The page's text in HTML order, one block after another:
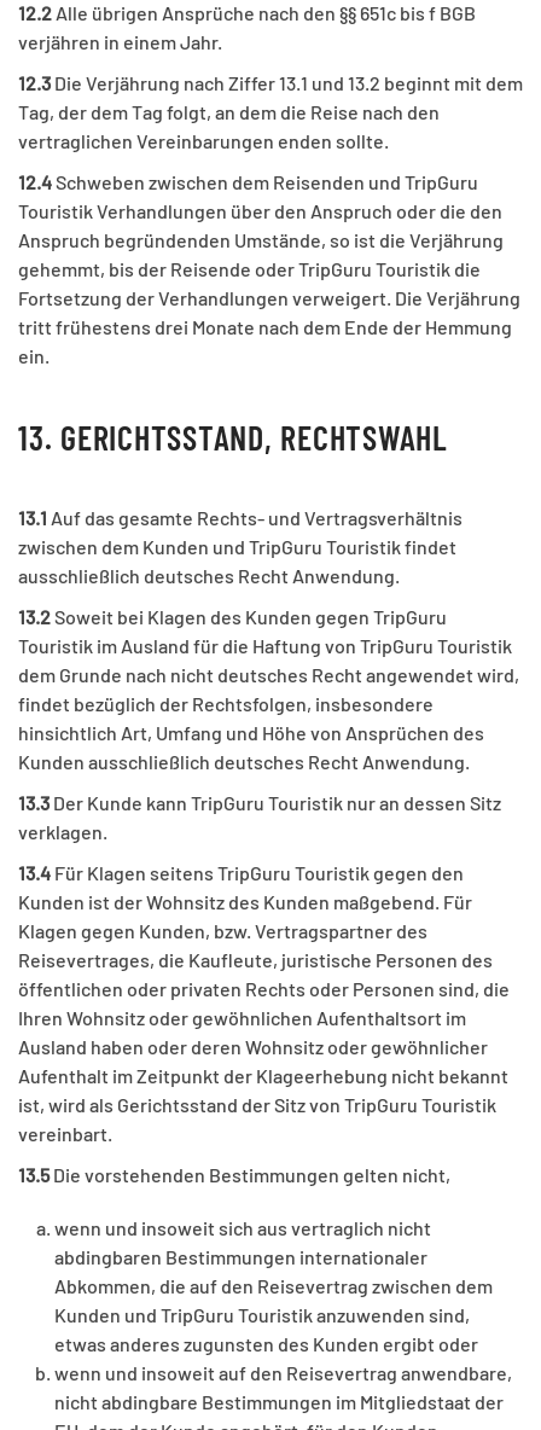
12.2 Alle übrigen Ansprüche nach den §§ 651c bis f BGB
verjähren in einem Jahr.
12.3 Die Verjährung nach Ziffer 13.1 und 13.2 beginnt mit dem
Tag, der dem Tag folgt, an dem die Reise nach den
vertraglichen Vereinbarungen enden sollte.
12.4Schweben zwischen dem Reisenden und TripGuru
Touristik Verhandlungen über den Anspruch oder die den
Anspruch begründenden Umstände, so ist die Verjährung
gehemmt, bis der Reisende oder TripGuru Touristik die
Fortsetzung der Verhandlungen verweigert. Die Verjährung
tritt frühestens drei Monate nach dem Ende der Hemmung
ein.
13. GERICHTSSTAND, RECHTSWAHL
13.1 Auf das gesamte Rechts- und Vertragsverhältnis
zwischen dem Kunden und TripGuru Touristik findet
ausschließlich deutsches Recht Anwendung.
13.2Soweit bei Klagen des Kunden gegen TripGuru
Touristik im Ausland für die Haftung von TripGuru Touristik
dem Grunde nach nicht deutsches Recht angewendet wird,
findet bezüglich der Rechtsfolgen, insbesondere
hinsichtlich Art, Umfang und Höhe von Ansprüchen des
Kunden ausschließlich deutsches Recht Anwendung.
13.3 Der Kunde kann TripGuru Touristik nur an dessen Sitz
verklagen.
13.4 Für Klagen seitens TripGuru Touristik gegen den
Kunden ist der Wohnsitz des Kunden maßgebend. Für
Klagen gegen Kunden, bzw. Vertragspartner des
Reisevertrages, die Kaufleute, juristische Personen des
öffentlichen oder privaten Rechts oder Personen sind, die
Ihren Wohnsitz oder gewöhnlichen Aufenthaltsort im
Ausland haben oder deren Wohnsitz oder gewöhnlicher
Aufenthalt im Zeitpunkt der Klageerhebung nicht bekannt
ist, wird als Gerichtsstand der Sitz von TripGuru Touristik
vereinbart.
13.5Die vorstehenden Bestimmungen gelten nicht,
wenn und insoweit sich aus vertraglich nicht
abdingbaren Bestimmungen internationaler
Abkommen, die auf den Reisevertrag zwischen dem
Kunden und TripGuru Touristik anzuwenden sind,
etwas anderes zugunsten des Kunden ergibt oder
wenn und insoweit auf den Reisevertrag anwendbare,
nicht abdingbare Bestimmungen im Mitgliedstaat der